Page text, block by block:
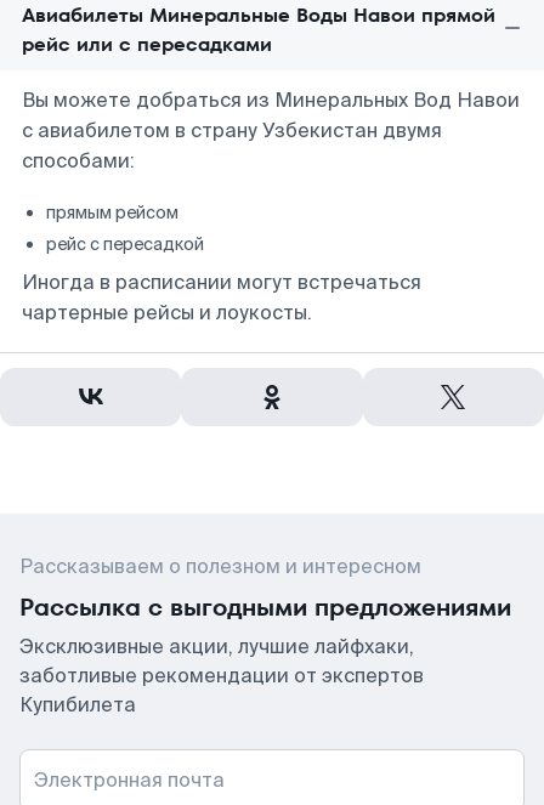
Авиабилеты Минеральные Воды Навои прямой
рейс или с пересадками
Вы можете добраться из Минеральных Вод Навои
с авиабилетом в страну Узбекистан двумя
способами:
прямым рейсом
рейс с пересадкой
Иногда в расписании могут встречаться
чартерные рейсы и лоукосты.
Рассказываем о полезном и интересном
Рассылка с выгодными предложениями
Эксклюзивные акции, лучшие лайфхаки,
заботливые рекомендации от экспертов
Купибилета
Электронная почта